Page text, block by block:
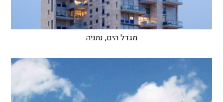
מגדל הים, נתניה